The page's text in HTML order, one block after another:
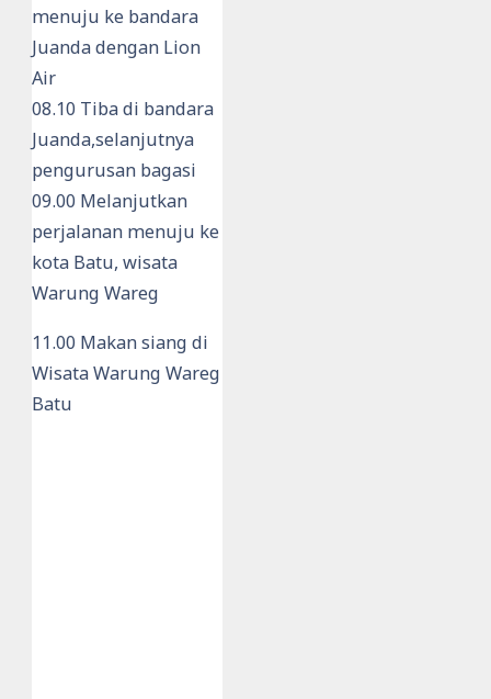
menuju ke bandara
Juanda dengan Lion
Air
08.10 Tiba di bandara
Juanda,selanjutnya
pengurusan bagasi
09.00 Melanjutkan
perjalanan menuju ke
kota Batu, wisata
Warung Wareg
11.00 Makan siang di
Wisata Warung Wareg
Batu